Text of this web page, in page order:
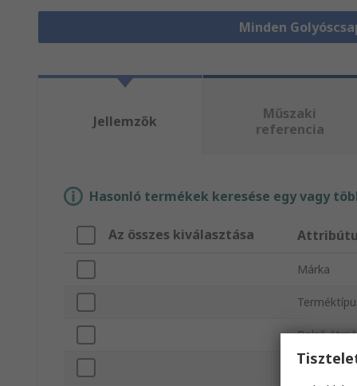
Minden
Jellemzők
Műszaki
referencia
Hasonló termékek keresése egy vagy
Az összes kiválasztása
Márka
Belső
Külső